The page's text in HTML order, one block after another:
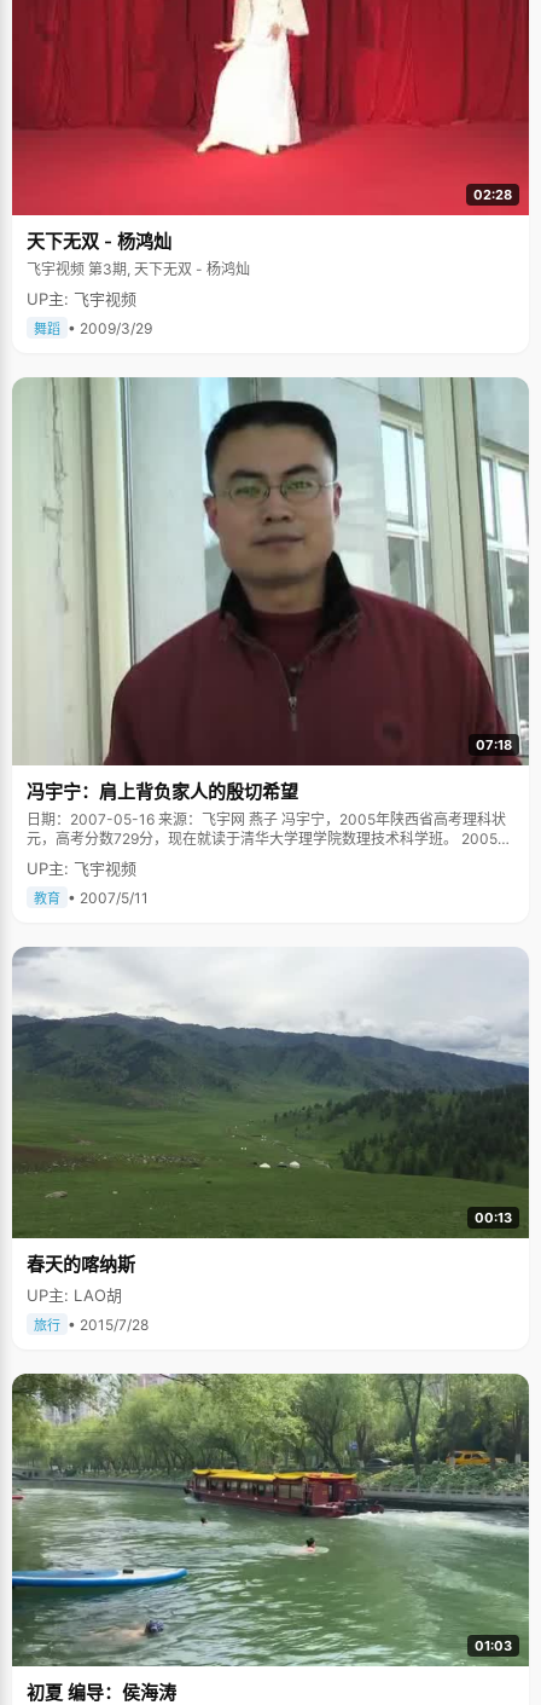
02:28
天下无双 - 杨鸿灿
飞宇视频 第3期, 天下无双 - 杨鸿灿
UP主: 飞宇视频
舞蹈 • 2009/3/29
07:18
冯宇宁：肩上背负家人的殷切希望
日期：2007-05-16 来源：飞宇网 燕子 冯宇宁，2005年陕西省高考理科状
元，高考分数729分，现在就读于清华大学理学院数理技术科学班。 2005年
盛夏的一个下午，风和日丽，冯爸爸焦急的站在家门口往路口张望，当冯宇
宁的身影出现在拐口的时候，他激动的喊道："来了来了！"赶紧用火柴点燃
了挂在家门头那串长长的红鞭炮，迎接考中状元的儿子，炮竹鸣响着四处飞
和三个姐姐。因为经济原因，大姐二姐小学还没毕业就辍学在家帮父母劳动
或是出外打工贴补家用，三姐念到了高中，因为家里经济能力只允许供一个
人上学，无奈之下，成绩很好的三姐也被父母劝退学，全力供冯宇宁上学。
现在，姐姐们都在从事着一些很辛苦收入很微薄的职业，每次看到他们劳累
的样子，冯宇宁总是感觉深深的愧疚。 自小，爸爸妈妈对冯宇宁的教育非常
严格，希望他不管做什么都要做到最好，当冯宇宁贪玩不好好学习，不按时
完成作业的时候，他们会生气的责骂，有时候甚至棍棒相加。稍微懂事以
后，冯宇宁渐渐明白了父母的用心，感觉到自己身上背负着全家人的希望，
才自觉的努力学习。"听起来似乎有些残酷，但是这些棍子为我打好了人生的
以为成绩好的学生免除一些学费，减轻家里的经济负担。冯宇宁是村子里第
一个到城里念高中的人，在乡里，他总是被当作学习的榜样，父母的脸上也
多了一些骄傲的光彩。 上高中之后，冯宇宁适应得很快，成绩始终保持在一
二名的位置，高二的时候，因为骄傲不免浮躁起来，课也不认真听了，偶尔
还会逃课，成绩直线下滑，从年级第一瞬间滑落到班上的十七名，这让他非
的题都没做。老师把冯宇宁叫到办公室，指着卷子，很严肃的问冯宇宁："你
是不是抄了别人的试卷"。老师的话就像晴天霹雳，打得冯宇宁目瞪口呆，这
可是他头一次被怀疑抄袭。冯爸爸得知消息后也吓坏了，赶紧放下手里的
活，从村子里赶过来给冯宇宁做思想工作。看着爸爸疤痕遍布的双手和焦急
里，冯宇宁"狠学"了一次，把所有时间都利用了起来，别人休息的时候他躲
在一边做题，终于在会考的时候，他又重新夺回了年级第一。每次稍有懈
怠，他就会想起老师那怀疑的眼神，督促着自己不敢有丝毫放松。 可能是因
为压力，还有些张扬和急功近利的原因，冯宇宁在04年高考中发挥失常，只
考了675分。当得知落榜以后，冯宇宁的第一感觉就是"我怎么这么无能？"觉
得自己辜负了家人对自己的付出，辜负了他们的希望。虽然家里人都没有说
什么，到处张罗着给他借书，找地方复读，但敏感的他走在村子的石板路
上，总感觉乡亲们都在对自己指指点点。从一个众人捧高的位置跌下来，真
的摔得很痛。 经历过一次失败以后，才不会再惧怕失败的痛楚，也明白了失
败的原因。冯宇宁说高四让自己真正的成长了起来，学会了不骄不躁，踏实
勤奋，05年高考，他以729分的高分考入清华大学理学院数理技术研究所。
冯宇宁说，"成功的秘诀就是天道酬勤，以及那份经得起考验的信心。" 冯宇
宁非常喜欢看三毛的作品集，冯宇宁说："从她的文章中学会了一种处世的态
度，做人的方法。三毛对待生活始终像向日葵一样灿烂，不管什么状态都能
够微笑的面对生活。"经过高四的经历，冯宇宁学会了如何用一种平和灿烂的
心态去面对生活和学习。 对于未来，冯宇宁有太多的不确定，他喜欢做学
问，希望能在研究上面有些成就。当然，最大的希望就是能通过自己的努力
UP主: 飞宇视频
教育 • 2007/5/11
00:13
春天的喀纳斯
UP主: LAO胡
旅行 • 2015/7/28
01:03
初夏 编导：侯海涛